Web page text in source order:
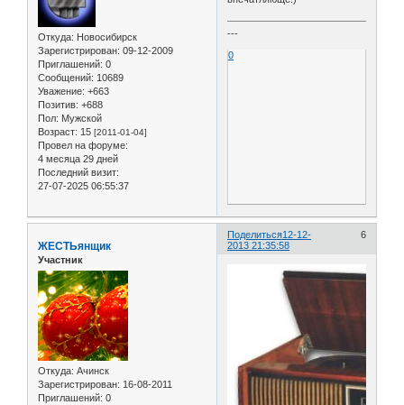
Откуда: Новосибирск
Зарегистрирован: 09-12-2009
Приглашений: 0
Сообщений: 10689
Уважение: +663
Позитив: +688
Пол: Мужской
Возраст: 15 [2011-01-04]
Провел на форуме:
4 месяца 29 дней
Последний визит:
27-07-2025 06:55:37
---
0
Поделиться 6
12-12-
2013 21:35:58
ЖЕСТЬянщик
Участник
Откуда: Ачинск
Зарегистрирован: 16-08-2011
Приглашений: 0